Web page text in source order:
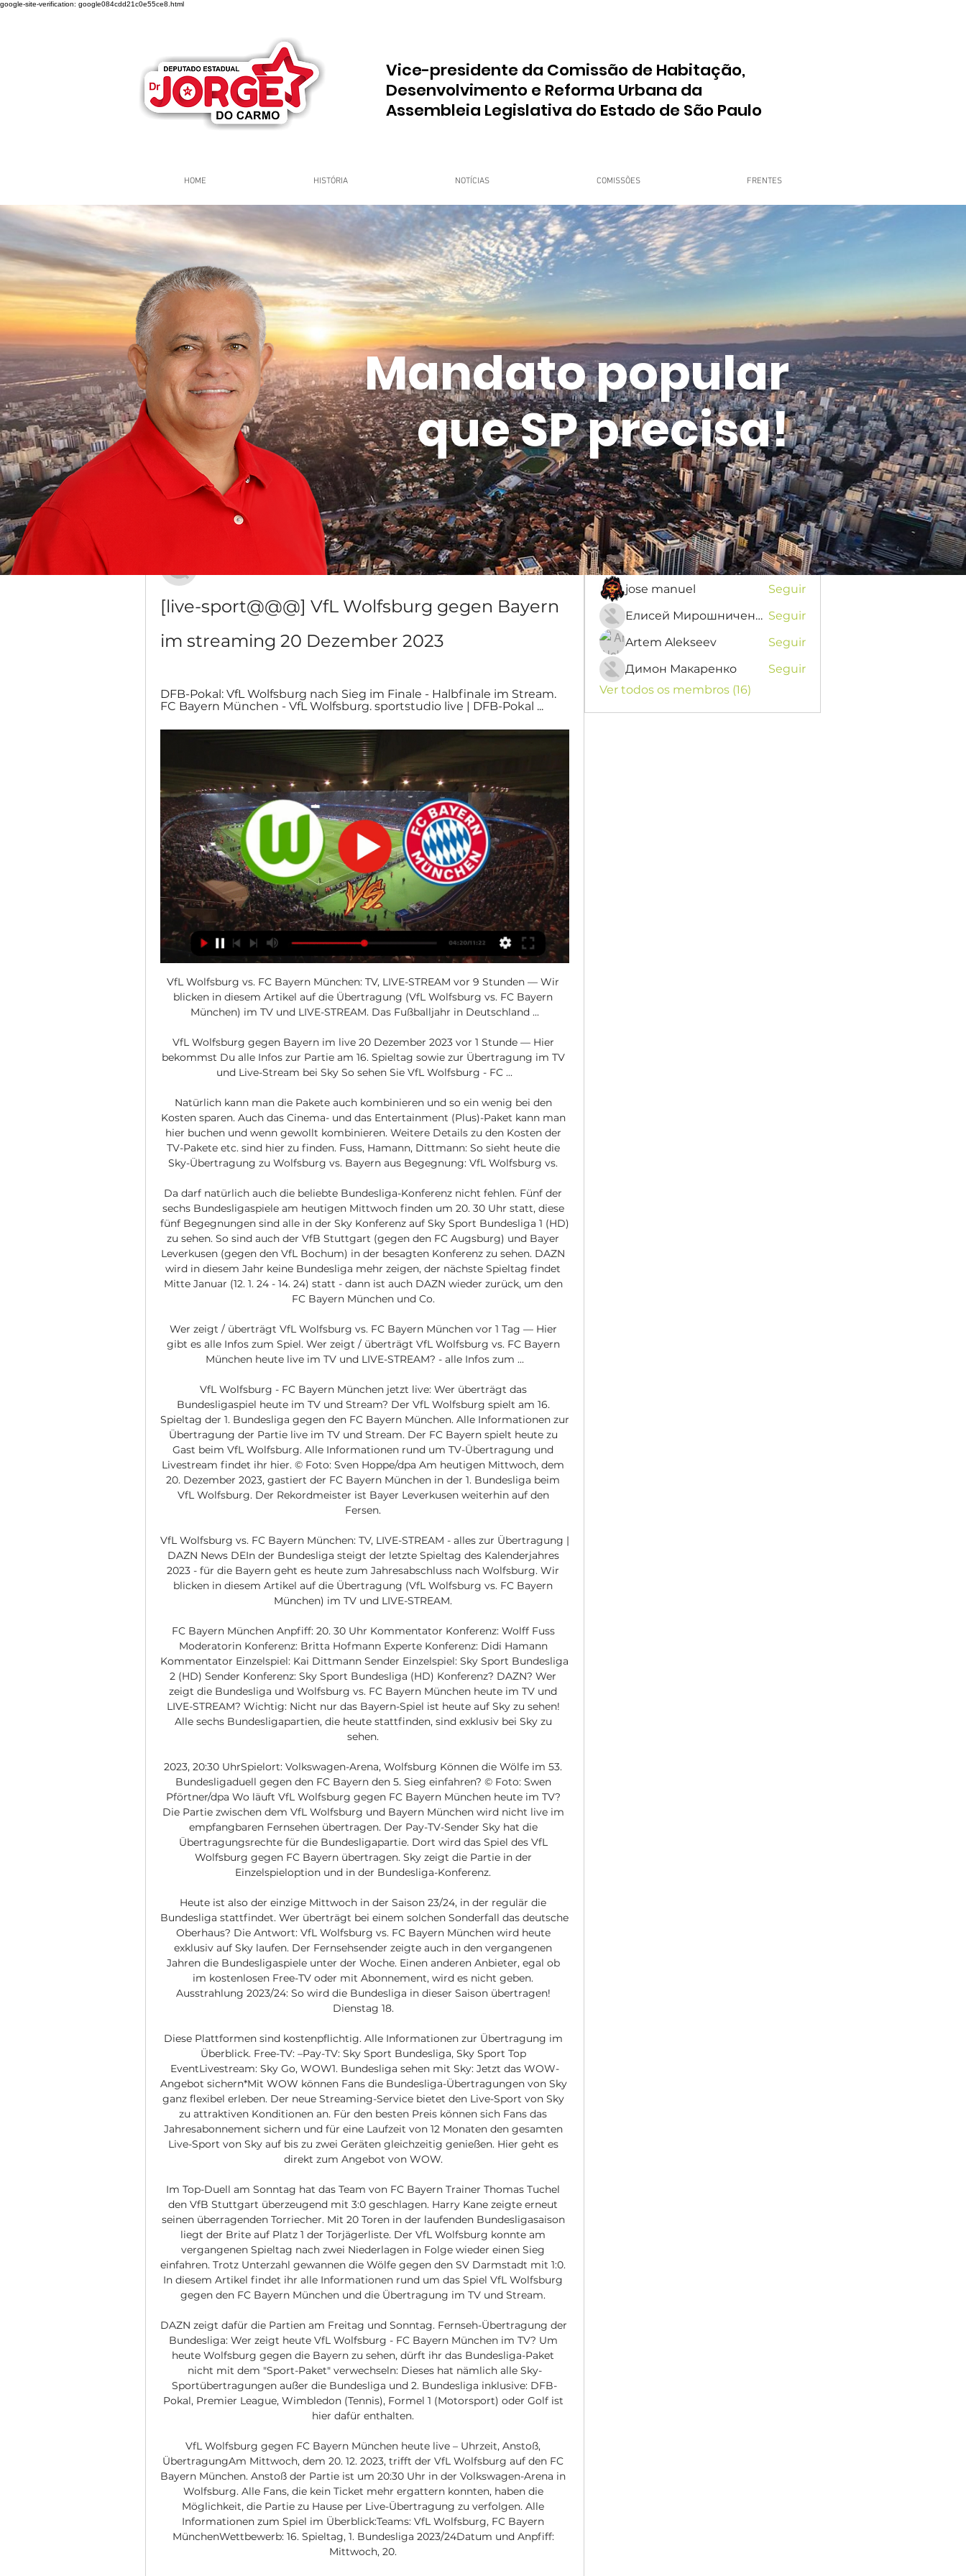
google-site-verification: google084cdd21c0e55ce8.html
Vice-presidente da Comissão de Habitação,
Desenvolvimento e Reforma Urbana da
Assembleia Legislativa do Estado de São Paulo
HOME HISTÓRIA NOTÍCIAS COMISSÕES FRENTES
Página Inicial Grupo Dr. Jorge do Carmo
Grupo Dr. Jorge do Carmo
Público · 16 membros
Entrar
Discussão Mídia Membros Sobre
[live-sport@@@] VfL Wolfsburg gegen Bayern
im streaming 20 Dezember 2023
DFB-Pokal: VfL Wolfsburg nach Sieg im Finale - Halbfinale im Stream.
FC Bayern München - VfL Wolfsburg. sportstudio live | DFB-Pokal ...
VfL Wolfsburg vs. FC Bayern München: TV, LIVE-STREAM vor 9 Stunden — Wir
blicken in diesem Artikel auf die Übertragung (VfL Wolfsburg vs. FC Bayern
München) im TV und LIVE-STREAM. Das Fußballjahr in Deutschland ...
VfL Wolfsburg gegen Bayern im live 20 Dezember 2023 vor 1 Stunde — Hier
bekommst Du alle Infos zur Partie am 16. Spieltag sowie zur Übertragung im TV
und Live-Stream bei Sky So sehen Sie VfL Wolfsburg - FC ...
Natürlich kann man die Pakete auch kombinieren und so ein wenig bei den
Kosten sparen. Auch das Cinema- und das Entertainment (Plus)-Paket kann man
hier buchen und wenn gewollt kombinieren. Weitere Details zu den Kosten der
TV-Pakete etc. sind hier zu finden. Fuss, Hamann, Dittmann: So sieht heute die
Sky-Übertragung zu Wolfsburg vs. Bayern aus Begegnung: VfL Wolfsburg vs.
Da darf natürlich auch die beliebte Bundesliga-Konferenz nicht fehlen. Fünf der
sechs Bundesligaspiele am heutigen Mittwoch finden um 20. 30 Uhr statt, diese
fünf Begegnungen sind alle in der Sky Konferenz auf Sky Sport Bundesliga 1 (HD)
zu sehen. So sind auch der VfB Stuttgart (gegen den FC Augsburg) und Bayer
Leverkusen (gegen den VfL Bochum) in der besagten Konferenz zu sehen. DAZN
wird in diesem Jahr keine Bundesliga mehr zeigen, der nächste Spieltag findet
Mitte Januar (12. 1. 24 - 14. 24) statt - dann ist auch DAZN wieder zurück, um den
FC Bayern München und Co.
Wer zeigt / überträgt VfL Wolfsburg vs. FC Bayern München vor 1 Tag — Hier
gibt es alle Infos zum Spiel. Wer zeigt / überträgt VfL Wolfsburg vs. FC Bayern
München heute live im TV und LIVE-STREAM? - alle Infos zum ...
VfL Wolfsburg - FC Bayern München jetzt live: Wer überträgt das
Bundesligaspiel heute im TV und Stream? Der VfL Wolfsburg spielt am 16.
Spieltag der 1. Bundesliga gegen den FC Bayern München. Alle Informationen zur
Übertragung der Partie live im TV und Stream. Der FC Bayern spielt heute zu
Gast beim VfL Wolfsburg. Alle Informationen rund um TV-Übertragung und
Livestream findet ihr hier. © Foto: Sven Hoppe/dpa Am heutigen Mittwoch, dem
20. Dezember 2023, gastiert der FC Bayern München in der 1. Bundesliga beim
VfL Wolfsburg. Der Rekordmeister ist Bayer Leverkusen weiterhin auf den
Fersen.
VfL Wolfsburg vs. FC Bayern München: TV, LIVE-STREAM - alles zur Übertragung |
DAZN News DEIn der Bundesliga steigt der letzte Spieltag des Kalenderjahres
2023 - für die Bayern geht es heute zum Jahresabschluss nach Wolfsburg. Wir
blicken in diesem Artikel auf die Übertragung (VfL Wolfsburg vs. FC Bayern
München) im TV und LIVE-STREAM.
FC Bayern München Anpfiff: 20. 30 Uhr Kommentator Konferenz: Wolff Fuss
Moderatorin Konferenz: Britta Hofmann Experte Konferenz: Didi Hamann
Kommentator Einzelspiel: Kai Dittmann Sender Einzelspiel: Sky Sport Bundesliga
2 (HD) Sender Konferenz: Sky Sport Bundesliga (HD) Konferenz? DAZN? Wer
zeigt die Bundesliga und Wolfsburg vs. FC Bayern München heute im TV und
LIVE-STREAM? Wichtig: Nicht nur das Bayern-Spiel ist heute auf Sky zu sehen!
Alle sechs Bundesligapartien, die heute stattfinden, sind exklusiv bei Sky zu
sehen.
2023, 20:30 UhrSpielort: Volkswagen-Arena, Wolfsburg Können die Wölfe im 53.
Bundesligaduell gegen den FC Bayern den 5. Sieg einfahren? © Foto: Swen
Pförtner/dpa Wo läuft VfL Wolfsburg gegen FC Bayern München heute im TV?
Die Partie zwischen dem VfL Wolfsburg und Bayern München wird nicht live im
empfangbaren Fernsehen übertragen. Der Pay-TV-Sender Sky hat die
Übertragungsrechte für die Bundesligapartie. Dort wird das Spiel des VfL
Wolfsburg gegen FC Bayern übertragen. Sky zeigt die Partie in der
Einzelspieloption und in der Bundesliga-Konferenz.
Heute ist also der einzige Mittwoch in der Saison 23/24, in der regulär die
Bundesliga stattfindet. Wer überträgt bei einem solchen Sonderfall das deutsche
Oberhaus? Die Antwort: VfL Wolfsburg vs. FC Bayern München wird heute
exklusiv auf Sky laufen. Der Fernsehsender zeigte auch in den vergangenen
Jahren die Bundesligaspiele unter der Woche. Einen anderen Anbieter, egal ob
im kostenlosen Free-TV oder mit Abonnement, wird es nicht geben.
Ausstrahlung 2023/24: So wird die Bundesliga in dieser Saison übertragen!
Dienstag 18.
Diese Plattformen sind kostenpflichtig. Alle Informationen zur Übertragung im
Überblick. Free-TV: –Pay-TV: Sky Sport Bundesliga, Sky Sport Top
EventLivestream: Sky Go, WOW1. Bundesliga sehen mit Sky: Jetzt das WOW-
Angebot sichern*Mit WOW können Fans die Bundesliga-Übertragungen von Sky
ganz flexibel erleben. Der neue Streaming-Service bietet den Live-Sport von Sky
zu attraktiven Konditionen an. Für den besten Preis können sich Fans das
Jahresabonnement sichern und für eine Laufzeit von 12 Monaten den gesamten
Live-Sport von Sky auf bis zu zwei Geräten gleichzeitig genießen. Hier geht es
direkt zum Angebot von WOW.
Im Top-Duell am Sonntag hat das Team von FC Bayern Trainer Thomas Tuchel
den VfB Stuttgart überzeugend mit 3:0 geschlagen. Harry Kane zeigte erneut
seinen überragenden Torriecher. Mit 20 Toren in der laufenden Bundesligasaison
liegt der Brite auf Platz 1 der Torjägerliste. Der VfL Wolfsburg konnte am
vergangenen Spieltag nach zwei Niederlagen in Folge wieder einen Sieg
einfahren. Trotz Unterzahl gewannen die Wölfe gegen den SV Darmstadt mit 1:0.
In diesem Artikel findet ihr alle Informationen rund um das Spiel VfL Wolfsburg
gegen den FC Bayern München und die Übertragung im TV und Stream.
DAZN zeigt dafür die Partien am Freitag und Sonntag. Fernseh-Übertragung der
Bundesliga: Wer zeigt heute VfL Wolfsburg - FC Bayern München im TV? Um
heute Wolfsburg gegen die Bayern zu sehen, dürft ihr das Bundesliga-Paket
nicht mit dem "Sport-Paket" verwechseln: Dieses hat nämlich alle Sky-
Sportübertragungen außer die Bundesliga und 2. Bundesliga inklusive: DFB-
Pokal, Premier League, Wimbledon (Tennis), Formel 1 (Motorsport) oder Golf ist
hier dafür enthalten.
VfL Wolfsburg gegen FC Bayern München heute live – Uhrzeit, Anstoß,
ÜbertragungAm Mittwoch, dem 20. 12. 2023, trifft der VfL Wolfsburg auf den FC
Bayern München. Anstoß der Partie ist um 20:30 Uhr in der Volkswagen-Arena in
Wolfsburg. Alle Fans, die kein Ticket mehr ergattern konnten, haben die
Möglichkeit, die Partie zu Hause per Live-Übertragung zu verfolgen. Alle
Informationen zum Spiel im Überblick:Teams: VfL Wolfsburg, FC Bayern
MünchenWettbewerb: 16. Spieltag, 1. Bundesliga 2023/24Datum und Anpfiff:
Mittwoch, 20.
membros
Anna Favorskaya
Seguir
jose manuel
Seguir
Елисей Мирошниченко Seguir
Artem Alekseev
Seguir
Димон Макаренко
Seguir
Ver todos os membros (16)
Mandato popular
que SP precisa!